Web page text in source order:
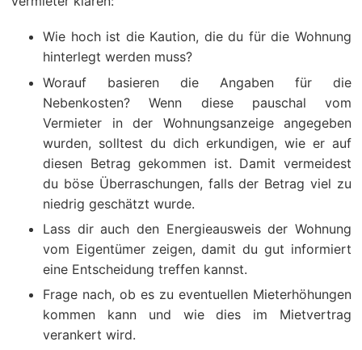
Wie hoch ist die Kaution, die du für die Wohnung
hinterlegt werden muss?
Worauf basieren die Angaben für die
Nebenkosten? Wenn diese pauschal vom
Vermieter in der Wohnungsanzeige angegeben
wurden, solltest du dich erkundigen, wie er auf
diesen Betrag gekommen ist. Damit vermeidest
du böse Überraschungen, falls der Betrag viel zu
niedrig geschätzt wurde.
Lass dir auch den Energieausweis der Wohnung
vom Eigentümer zeigen, damit du gut informiert
eine Entscheidung treffen kannst.
Frage nach, ob es zu eventuellen Mieterhöhungen
kommen kann und wie dies im Mietvertrag
verankert wird.